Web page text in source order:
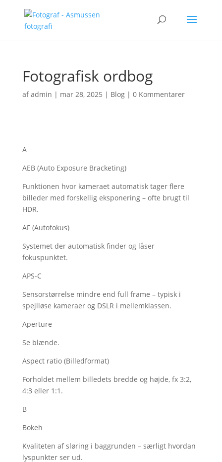
Fotografisk ordbog
afadmin | mar 28, 2025 | Blog| 0 Kommentarer
A
AEB (Auto Exposure Bracketing)
Funktionen hvor kameraet automatisk tager flere
billeder med forskellig eksponering – ofte brugt til
HDR.
AF (Autofokus)
Systemet der automatisk finder og låser
fokuspunktet.
APS-C
Sensorstørrelse mindre end full frame – typisk i
spejlløse kameraer og DSLR i mellemklassen.
Aperture
Se blænde.
Aspect ratio (Billedformat)
Forholdet mellem billedets bredde og højde, fx 3:2,
4:3 eller 1:1.
B
Bokeh
Kvaliteten af sløring i baggrunden – særligt hvordan
lyspunkter ser ud.